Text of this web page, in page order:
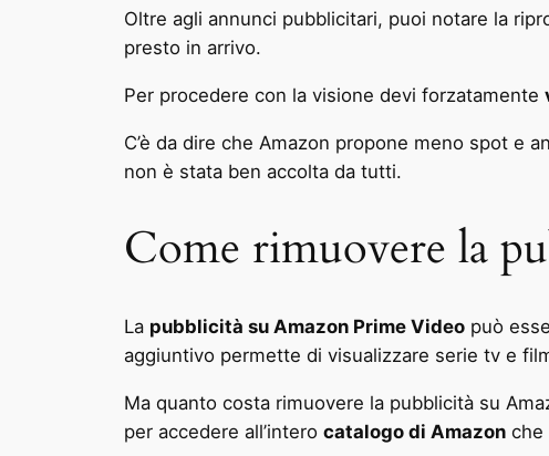
Oltre agli annunci pubblicitari, puoi notare la
presto in arrivo.
Per procedere con la visione devi forzatamente
C’è da dire che Amazon propone meno spot e
non è stata ben accolta da tutti.
Come rimuovere la
La pubblicità su Amazon Prime Video può
aggiuntivo permette di visualizzare serie tv e
Ma quanto costa rimuovere la pubblicità su
per accedere all’intero catalogo di Amazon che